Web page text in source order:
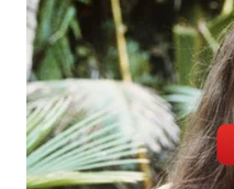
WAHANA
NEWS
WAHANA
TANI